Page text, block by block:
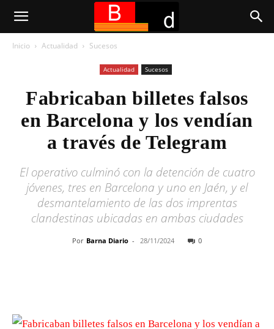
Inicio Actualidad Sucesos
Actualidad Sucesos
Fabricaban billetes falsos
en Barcelona y los vendían
a través de Telegram
El operativo culminó con la detención de cuatro
jóvenes, tres en Barcelona y uno en Jaén, y el
desmantelamiento de las dos imprentas
clandestinas ubicadas en ambas ciudades
Por Barna Diario - 28/11/2024 0